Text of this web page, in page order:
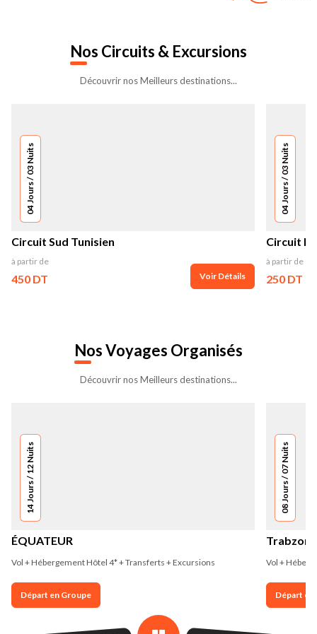
Nos Circuits & Excursions
Découvrir nos Meilleurs destinations...
04 Jours / 03 Nuits
Circuit Sud Tunisien
à partir de
450 DT Voir Détails
04 Jours / 03 Nuits
Circuit
à partir de
250 DT
NosVoyages Organisés
Découvrir nos Meilleurs destinations...
14 Jours / 12 Nuits
ÉQUATEUR
Vol + Hébergement Hôtel 4* + Transferts + Excursions
Départ en Groupe
08 Jours / 07 Nuits
Trabzon
Vol +
Départ en